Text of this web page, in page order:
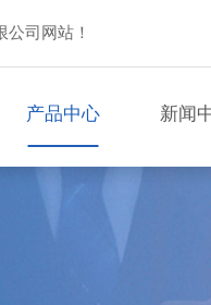
司网站！
产品中心 新闻